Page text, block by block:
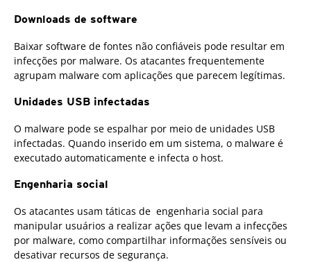
Downloads de software
Baixar software de fontes não confiáveis pode resultar em
infecções por malware. Os atacantes frequentemente
agrupam malware com aplicações que parecem legítimas.
Unidades USB infectadas
O malware pode se espalhar por meio de unidades USB
infectadas. Quando inserido em um sistema, o malware é
executado automaticamente e infecta o host.
Engenharia social
Os atacantes usam táticas de engenharia social para
manipular usuários a realizar ações que levam a infecções
por malware, como compartilhar informações sensíveis ou
desativar recursos de segurança.